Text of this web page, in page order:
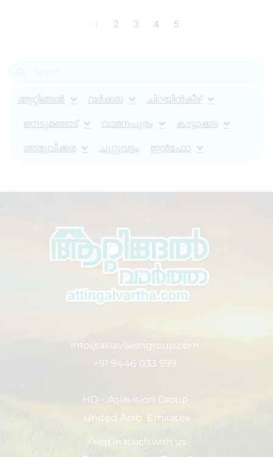
1 2 3 4 5
ആറ്റിങ്ങൽ വർക്കല ചിറയിൻകീഴ്
നെടുമങ്ങാട് വാമനപുരം കാട്ടാക്കട
അരുവിക്കര ചുറ്റുവട്ടം ഇൻഫോ
info@asiavisiongroup.com
+91 9446 033 599
HO – Asiavision Group
United Arab Emirates
Keep in touch with us.